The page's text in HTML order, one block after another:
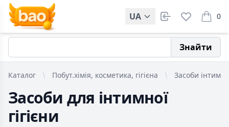
UA 0
items
Знайти
Каталог Побут.хімія, косметика, гігієна Засоби
Засоби для інтимної
гігієни